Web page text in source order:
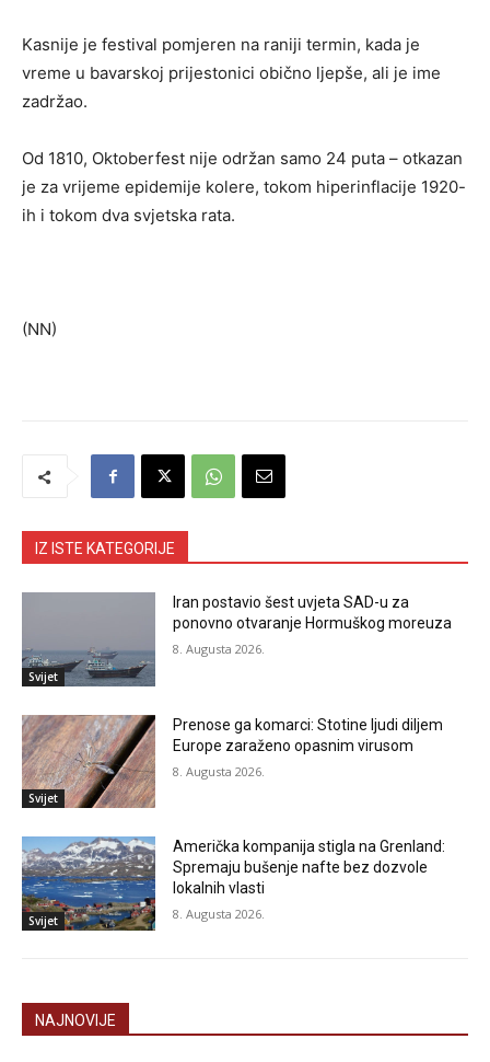
Kasnije je festival pomjeren na raniji termin, kada je
vreme u bavarskoj prijestonici obično ljepše, ali je ime
zadržao.
Od 1810, Oktoberfest nije održan samo 24 puta – otkazan
je za vrijeme epidemije kolere, tokom hiperinflacije 1920-
ih i tokom dva svjetska rata.
(NN)
IZ ISTE KATEGORIJE
Svijet
Iran postavio šest uvjeta SAD-u za
ponovno otvaranje Hormuškog moreuza
8. Augusta 2026.
Svijet
Prenose ga komarci: Stotine ljudi diljem
Europe zaraženo opasnim virusom
8. Augusta 2026.
Svijet
Američka kompanija stigla na Grenland:
Spremaju bušenje nafte bez dozvole
lokalnih vlasti
8. Augusta 2026.
NAJNOVIJE